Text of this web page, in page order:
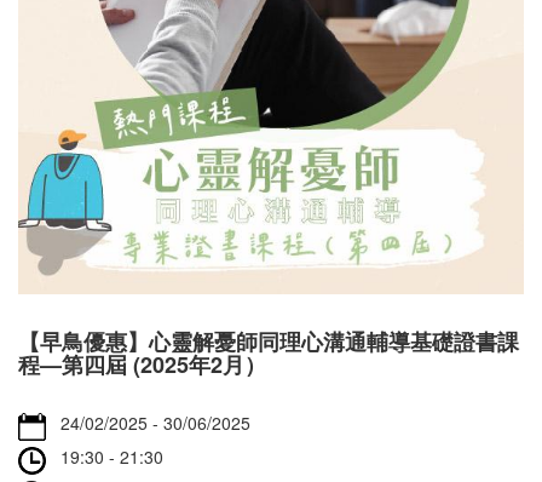
【早鳥優惠】心靈解憂師同理心溝通輔導基礎證書課
程—第四屆 (2025年2月）
24/02/2025 - 30/06/2025
19:30 - 21:30